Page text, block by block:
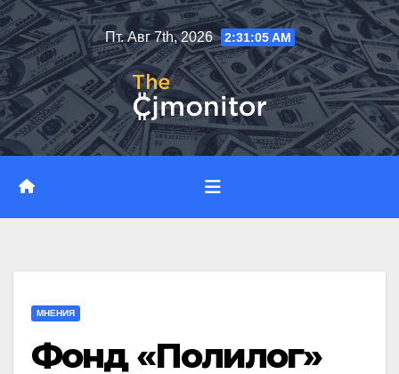
Перейти
к
содержимому
Пт. Авг 7th, 2026 2:31:06 AM
МНЕНИЯ
Фонд «Полилог»